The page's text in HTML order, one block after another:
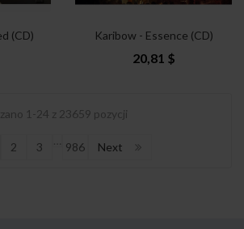
(CD) Karibow - Essence (CD)
20,81 $
1-24 z 23659 pozycji
2 3 986 Next